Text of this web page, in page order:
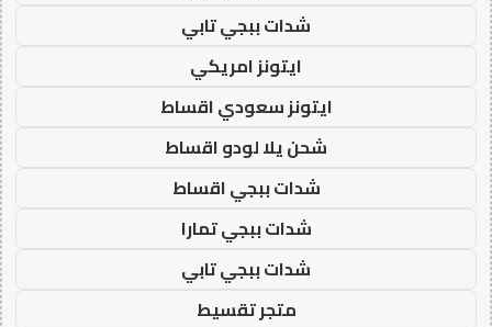
شدات ببجي تابي
ايتونز امريكي
ايتونز سعودي اقساط
شحن يلا لودو اقساط
شدات ببجي اقساط
شدات ببجي تمارا
شدات ببجي تابي
متجر تقسيط